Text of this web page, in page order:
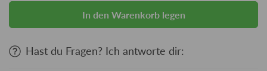
In den Warenkorb legen
Hast du Fragen? Ich antworte dir: